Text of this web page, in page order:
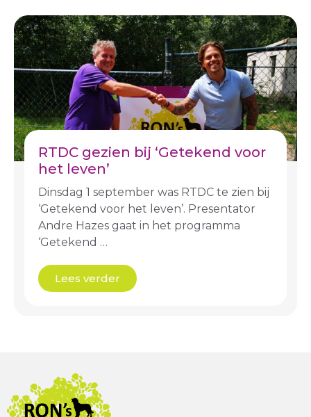
RTDC gezien bij ‘Getekend voor
het leven’
Dinsdag 1 september was RTDC te zien bij
‘Getekend voor het leven’. Presentator
Andre Hazes gaat in het programma
‘Getekend …
Lees verder